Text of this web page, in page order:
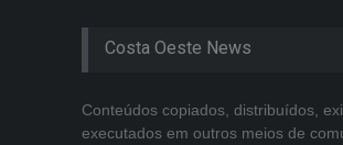
Costa Oeste News
Conteúdos copiados, distribuídos,
executados em outros meios de